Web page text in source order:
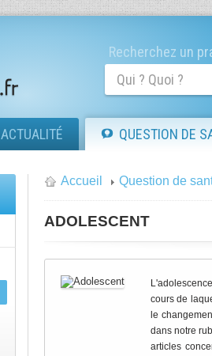
Recherchez un
ACTUALITÉ QUESTION DE
Accueil Question de
ADOLESCENT
cours de
le
dans notre
articles